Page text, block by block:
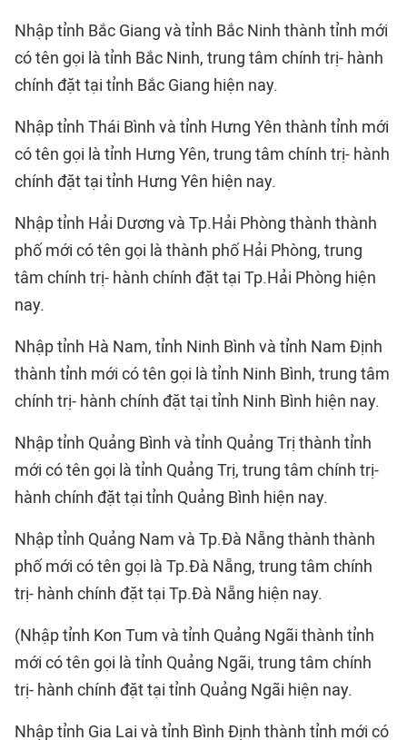
Nhập tỉnh Bắc Giang và tỉnh Bắc Ninh thành tỉnh mới
có tên gọi là tỉnh Bắc Ninh, trung tâm chính trị- hành
chính đặt tại tỉnh Bắc Giang hiện nay.
Nhập tỉnh Thái Bình và tỉnh Hưng Yên thành tỉnh mới
có tên gọi là tỉnh Hưng Yên, trung tâm chính trị- hành
chính đặt tại tỉnh Hưng Yên hiện nay.
Nhập tỉnh Hải Dương và Tp.Hải Phòng thành thành
phố mới có tên gọi là thành phố Hải Phòng, trung
tâm chính trị- hành chính đặt tại Tp.Hải Phòng hiện
nay.
Nhập tỉnh Hà Nam, tỉnh Ninh Bình và tỉnh Nam Định
thành tỉnh mới có tên gọi là tỉnh Ninh Bình, trung tâm
chính trị- hành chính đặt tại tỉnh Ninh Bình hiện nay.
Nhập tỉnh Quảng Bình và tỉnh Quảng Trị thành tỉnh
mới có tên gọi là tỉnh Quảng Trị, trung tâm chính trị-
hành chính đặt tại tỉnh Quảng Bình hiện nay.
Nhập tỉnh Quảng Nam và Tp.Đà Nẵng thành thành
phố mới có tên gọi là Tp.Đà Nẵng, trung tâm chính
trị- hành chính đặt tại Tp.Đà Nẵng hiện nay.
(Nhập tỉnh Kon Tum và tỉnh Quảng Ngãi thành tỉnh
mới có tên gọi là tỉnh Quảng Ngãi, trung tâm chính
trị- hành chính đặt tại tỉnh Quảng Ngãi hiện nay.
Nhập tỉnh Gia Lai và tỉnh Bình Định thành tỉnh mới có